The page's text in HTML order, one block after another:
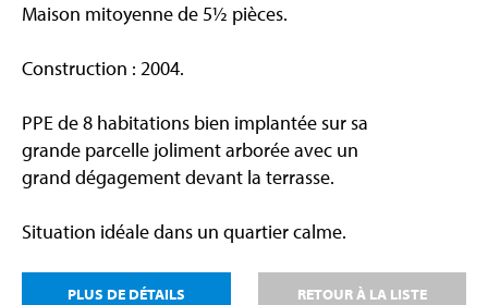
Maison mitoyenne de 5½ pièces.
Construction : 2004.
PPE de 8 habitations bien implantée sur sa
grande parcelle joliment arborée avec un
grand dégagement devant la terrasse.
Situation idéale dans un quartier calme.
PLUS DE DÉTAILS RETOUR À LA LISTE